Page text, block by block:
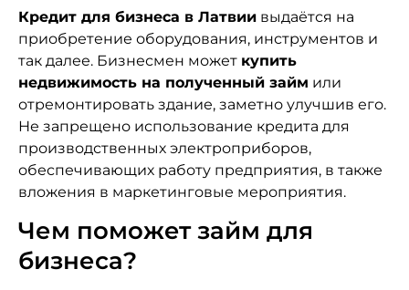
Кредит для бизнеса в Латвии выдаётся на
приобретение оборудования, инструментов и
так далее. Бизнесмен может купить
недвижимость на полученный займ или
отремонтировать здание, заметно улучшив его.
Не запрещено использование кредита для
производственных электроприборов,
обеспечивающих работу предприятия, в также
вложения в маркетинговые мероприятия.
Чем поможет займ для
бизнеса?